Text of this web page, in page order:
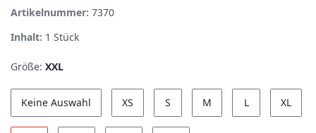
Artikelnummer: 7370
Inhalt: 1 Stück
Größe: XXL
Keine Auswahl XS S M L XL